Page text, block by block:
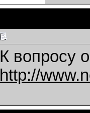
К вопросу
http://